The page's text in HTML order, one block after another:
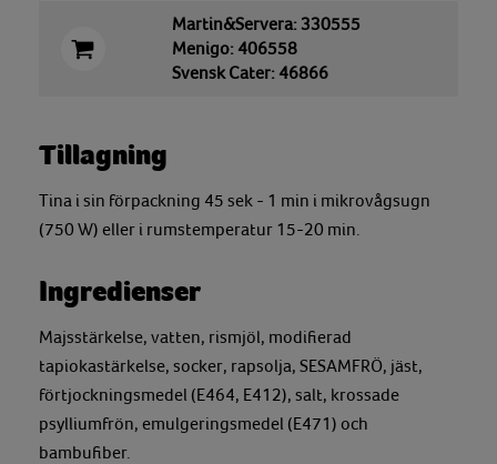
Martin&Servera: 330555
Menigo: 406558
Svensk Cater: 46866
Tillagning
Tina i sin förpackning 45 sek - 1 min i mikrovågsugn
(750 W) eller i rumstemperatur 15-20 min.
Ingredienser
Majsstärkelse, vatten, rismjöl, modifierad
tapiokastärkelse, socker, rapsolja, SESAMFRÖ, jäst,
förtjockningsmedel (E464, E412), salt, krossade
psylliumfrön, emulgeringsmedel (E471) och
bambufiber.